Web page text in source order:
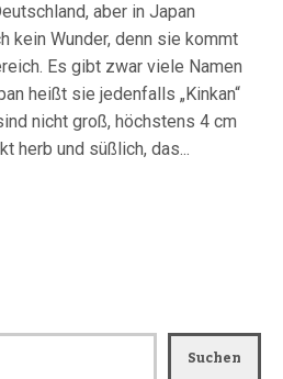
aber in Japan
kein Wunder, denn sie kommt
Es gibt zwar viele Namen
heißt sie jedenfalls „Kinkan“
nicht groß, höchstens 4 cm
herb und süßlich, das...
Suchen